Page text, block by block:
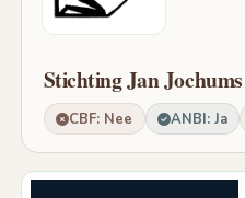
Stichting Jan
CBF: Nee ANBI: Ja